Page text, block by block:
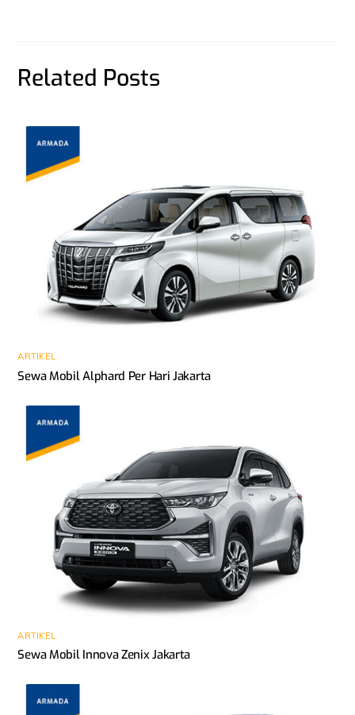
Related Posts
ARTIKEL
Sewa Mobil Alphard Per Hari Jakarta
ARTIKEL
Sewa Mobil Innova Zenix Jakarta